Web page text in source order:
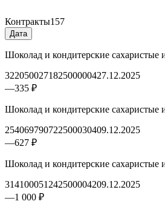
Контракты157
Дата
Шоколад и кондитерские сахаристые
322050027182500000427.12.2025
—335 ₽
Шоколад и кондитерские сахаристые
254069790722500030409.12.2025
—627 ₽
Шоколад и кондитерские сахаристые
314100051242500004209.12.2025
—1 000 ₽